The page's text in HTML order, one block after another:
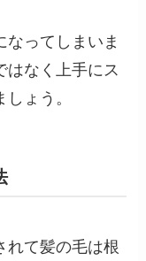
なってしまいま
はなく上手にス
ょう。
れて髪の毛は根